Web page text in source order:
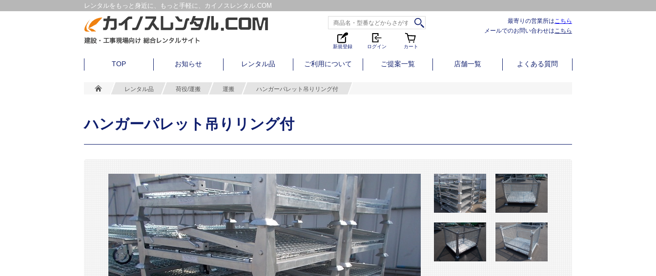
レンタルをもっと身近に、もっと手軽に、カイノスレンタル.COM
新規登録 ログイン カート
最寄りの営業所はこちら
メールでのお問い合わせはこちら
TOP お知らせ レンタル品 ご利用について ご提案一覧 店舗一覧 よくある質問
レンタル品 荷役/運搬 運搬 ハンガーパレット吊りリング付
ハンガーパレット吊りリング付